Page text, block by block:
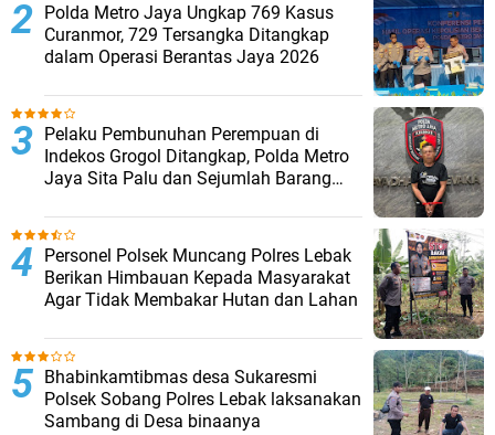
Polda Metro Jaya Ungkap 769 Kasus
Curanmor, 729 Tersangka Ditangkap
dalam Operasi Berantas Jaya 2026‎
Pelaku Pembunuhan Perempuan di
Indekos Grogol Ditangkap, Polda Metro
Jaya Sita Palu dan Sejumlah Barang
Personel Polsek Muncang Polres Lebak
Berikan Himbauan Kepada Masyarakat
Agar Tidak Membakar Hutan dan Lahan
Bhabinkamtibmas desa Sukaresmi
Polsek Sobang Polres Lebak laksanakan
Sambang di Desa binaanya